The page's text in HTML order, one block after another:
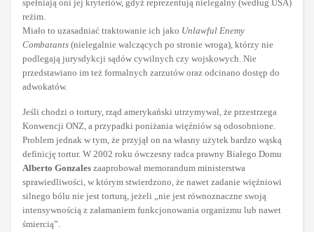
spełniają oni jej kryteriów, gdyż reprezentują nielegalny (według USA)
reżim.
Miało to uzasadniać traktowanie ich jako Unlawful Enemy
Combatants (nielegalnie walczących po stronie wroga), którzy nie
podlegają jurysdykcji sądów cywilnych czy wojskowych. Nie
przedstawiano im też formalnych zarzutów oraz odcinano dostęp do
adwokatów.
Jeśli chodzi o tortury, rząd amerykański utrzymywał, że przestrzega
Konwencji ONZ, a przypadki poniżania więźniów są odosobnione.
Problem jednak w tym, że przyjął on na własny użytek bardzo wąską
definicję tortur. W 2002 roku ówczesny radca prawny Białego Domu
Alberto Gonzales zaaprobował memorandum ministerstwa
sprawiedliwości, w którym stwierdzono, że nawet zadanie więźniowi
silnego bólu nie jest torturą, jeżeli „nie jest równoznaczne swoją
intensywnością z załamaniem funkcjonowania organizmu lub nawet
śmiercią”.